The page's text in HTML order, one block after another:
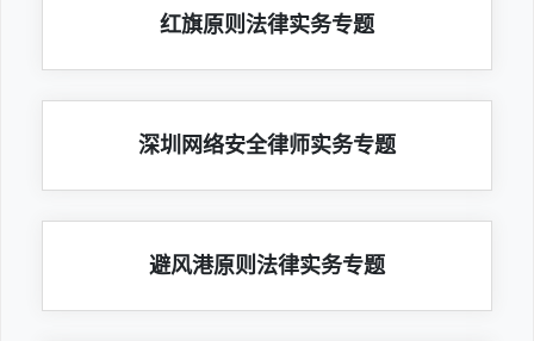
红旗原则法律实务专题
深圳网络安全律师实务专题
避风港原则法律实务专题